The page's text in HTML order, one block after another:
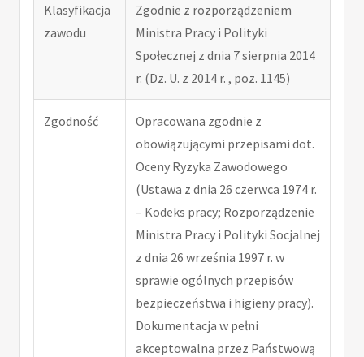
Klasyfikacja
zawodu
Zgodnie z rozporządzeniem
Ministra Pracy i Polityki
Społecznej z dnia 7 sierpnia 2014
r. (Dz. U. z 2014 r. , poz. 1145)
Zgodność
Opracowana zgodnie z
obowiązującymi przepisami dot.
Oceny Ryzyka Zawodowego
(Ustawa z dnia 26 czerwca 1974 r.
– Kodeks pracy; Rozporządzenie
Ministra Pracy i Polityki Socjalnej
z dnia 26 września 1997 r. w
sprawie ogólnych przepisów
bezpieczeństwa i higieny pracy).
Dokumentacja w pełni
akceptowalna przez Państwową